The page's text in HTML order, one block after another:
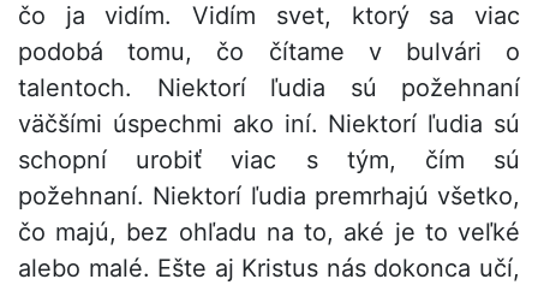
čo ja vidím. Vidím svet, ktorý sa viac
podobá tomu, čo čítame v bulvári o
talentoch. Niektorí ľudia sú požehnaní
väčšími úspechmi ako iní. Niektorí ľudia sú
schopní urobiť viac s tým, čím sú
požehnaní. Niektorí ľudia premrhajú všetko,
čo majú, bez ohľadu na to, aké je to veľké
alebo malé. Ešte aj Kristus nás dokonca učí,